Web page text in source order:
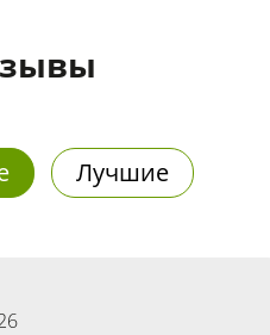
Лучшие